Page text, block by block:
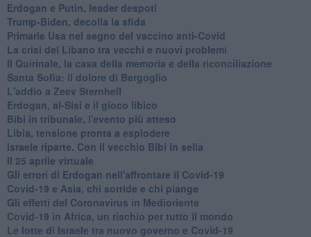
Erdogan e Putin, leader despoti
Trump-Biden, decolla la sfida
Primarie Usa nel segno del vaccino anti-Covid
La crisi del Libano tra vecchi e nuovi problemi
Il Quirinale, la casa della memoria e della riconciliazione
Santa Sofia: il dolore di Bergoglio
L'addio a ​Zeev Sternhell
Erdogan, al-Sisi e il gioco libico
Bibi in tribunale, l'evento più atteso
Libia, tensione pronta a esplodere
Israele riparte. Con il vecchio Bibi in sella
Il 25 aprile virtuale
Gli errori di Erdogan nell'affrontare il Covid-19
Covid-19 e Asia, chi sorride e chi piange
Gli effetti del Coronavirus in Medioriente
Covid-19 in Africa, un rischio per tutto il mondo
Le lotte di Israele tra nuovo governo e Covid-19